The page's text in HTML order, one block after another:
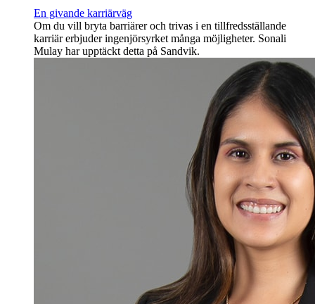
En givande karriärväg
Om du vill bryta barriärer och trivas i en tillfredsställande
karriär erbjuder ingenjörsyrket många möjligheter. Sonali
Mulay har upptäckt detta på Sandvik.